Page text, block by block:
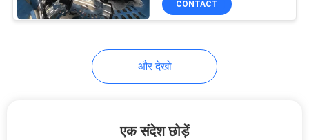
उपकरण सहायक उपकरण
CONTACT
और देखो
एक संदेश छोड़ें